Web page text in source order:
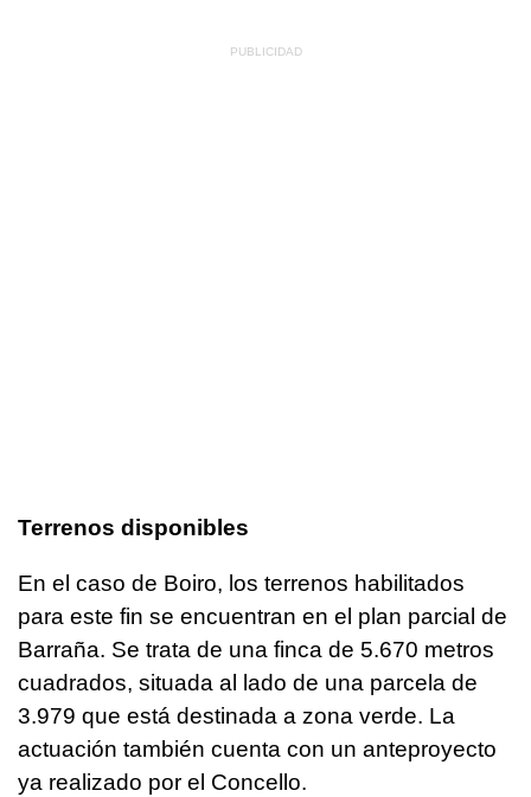
Terrenos disponibles
En el caso de Boiro, los terrenos habilitados
para este fin se encuentran en el plan parcial de
Barraña. Se trata de una finca de 5.670 metros
cuadrados, situada al lado de una parcela de
3.979 que está destinada a zona verde. La
actuación también cuenta con un anteproyecto
ya realizado por el Concello.